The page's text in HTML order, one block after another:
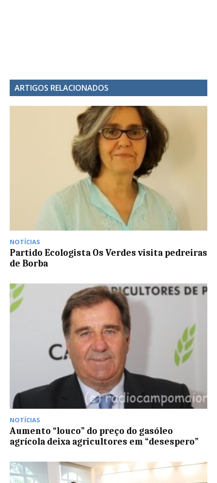
ARTIGOS RELACIONADOS
NOTÍCIAS
Partido Ecologista Os Verdes visita pedreiras
de Borba
NOTÍCIAS
Aumento “louco” do preço do gasóleo
agrícola deixa agricultores em “desespero”